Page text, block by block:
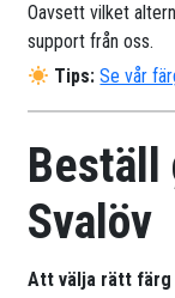
Oavsett vilket
support från oss.
Tips: Se vår
Beställ
Svalöv
Att välja rätt färg